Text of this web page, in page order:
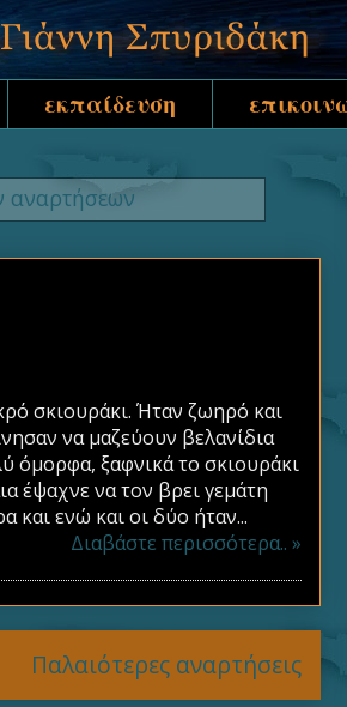
εκπαίδευση
αναρτήσεων
σκιουράκι. Ήταν ζωηρό και
να μαζεύουν βελανίδια
όμορφα, ξαφνικά το σκιουράκι
έψαχνε να τον βρει γεμάτη
και ενώ και οι δύο ήταν...
Διαβάστε περισσότερα.. »
Παλαιότερες αναρτήσεις